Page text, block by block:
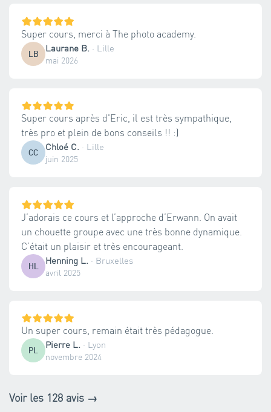
Super cours, merci à The photo academy.
LB Laurane B. · Lille
mai 2026
Super cours après d'Eric, il est très sympathique,
très pro et plein de bons conseils !! :)
CC Chloé C. · Lille
juin 2025
J’adorais ce cours et l’approche d’Erwann. On avait
un chouette groupe avec une très bonne dynamique.
C’était un plaisir et très encourageant.
HL Henning L. · Bruxelles
avril 2025
Un super cours, remain était très pédagogue.
PL Pierre L. · Lyon
novembre 2024
Voir les 128 avis →